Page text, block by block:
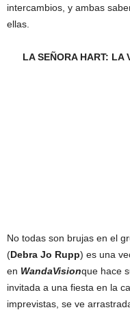
intercambios, y ambas
ellas.
LA SEÑORA HART: LA
No todas son brujas en el
(Debra Jo Rupp) es una
en WandaVisionque hace
invitada a una fiesta en la
imprevistas, se ve